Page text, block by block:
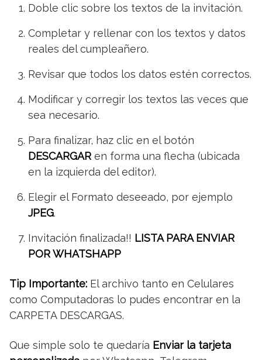
Doble clic sobre los textos de la invitación.
Completar y rellenar con los textos y datos
reales del cumpleañero.
Revisar que todos los datos estén correctos.
Modificar y corregir los textos las veces que
sea necesario.
Para finalizar, haz clic en el botón
DESCARGAR en forma una flecha (ubicada
en la izquierda del editor).
Elegir el Formato deseeado, por ejemplo
JPEG.
Invitación finalizada!! LISTA PARA ENVIAR
POR WHATSHAPP
Tip Importante: El archivo tanto en Celulares
como Computadoras lo pudes encontrar en la
CARPETA DESCARGAS.
Que simple solo te quedaría Enviar la tarjeta